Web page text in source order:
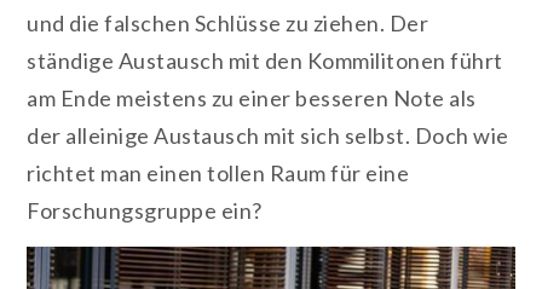
und die falschen Schlüsse zu ziehen. Der
ständige Austausch mit den Kommilitonen führt
am Ende meistens zu einer besseren Note als
der alleinige Austausch mit sich selbst. Doch wie
richtet man einen tollen Raum für eine
Forschungsgruppe ein?